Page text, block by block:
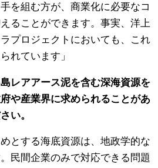
を組む方が、商業化に必要なコ
ることができます。事実、洋上
プロジェクトにおいても、これ
れています」
レアアース泥を含む深海資源を
や産業界に求められることがあ
い。
とする海底資源は、地政学的な
民間企業のみで対応できる問題